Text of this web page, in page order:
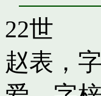
22世
赵表，